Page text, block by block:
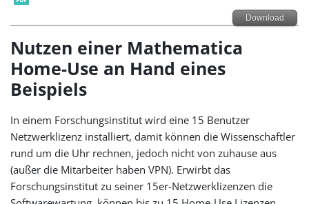
Download
Nutzen einer Mathematica
Home-Use an Hand eines
Beispiels
In einem Forschungsinstitut wird eine 15 Benutzer
Netzwerklizenz installiert, damit können die Wissenschaftler
rund um die Uhr rechnen, jedoch nicht von zuhause aus
(außer die Mitarbeiter haben VPN). Erwirbt das
Forschungsinstitut zu seiner 15er-Netzwerklizenzen die